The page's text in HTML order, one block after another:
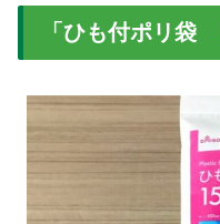
「ひも付ポリ袋